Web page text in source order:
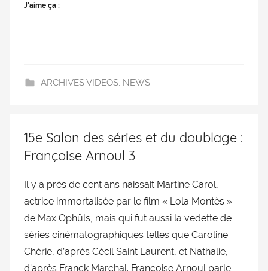
J’aime ça :
ARCHIVES VIDEOS, NEWS
15e Salon des séries et du doublage :
Françoise Arnoul 3
Il y a près de cent ans naissait Martine Carol,
actrice immortalisée par le film « Lola Montès »
de Max Ophüls, mais qui fut aussi la vedette de
séries cinématographiques telles que Caroline
Chérie, d’après Cécil Saint Laurent, et Nathalie,
d’après Franck Marchal. Françoise Arnoul parle